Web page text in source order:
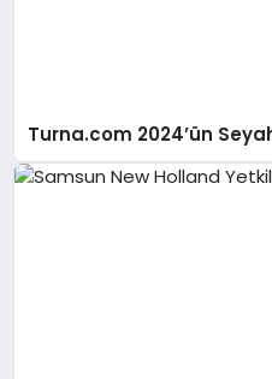
Turna.com 2024’ün